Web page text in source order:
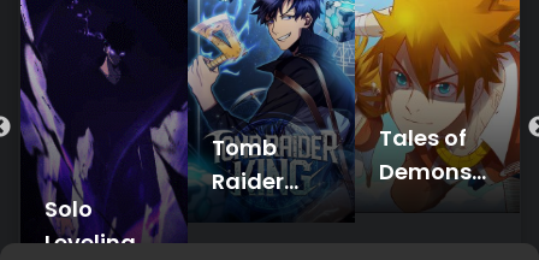
Solo
Leveling
Tomb
Raider
King
Tales of
Demons
and Gods